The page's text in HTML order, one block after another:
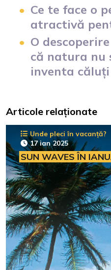
Ce te face o
atractivă
O
că natura nu
inventa
Articole relaționate
Unde pleci în vacanță?
17 ian 2025
SUN WAVES ÎN